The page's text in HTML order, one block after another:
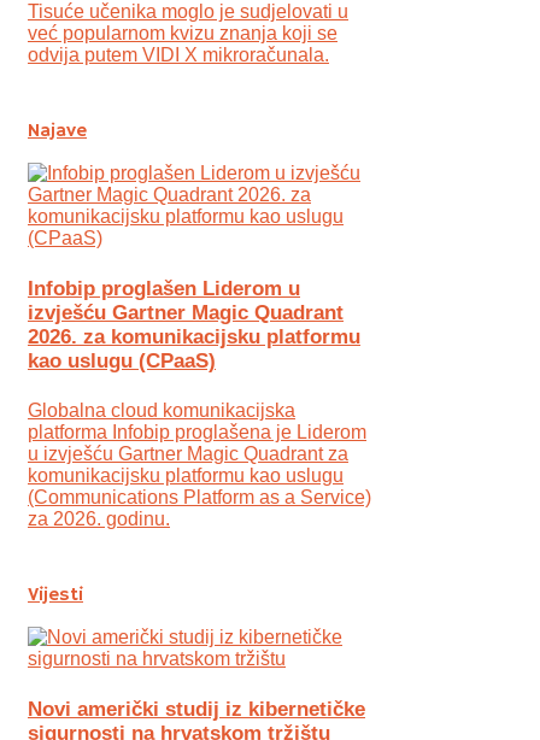
Tisuće učenika moglo je sudjelovati u
već popularnom kvizu znanja koji se
odvija putem VIDI X mikroračunala.
Najave
Infobip proglašen Liderom u
izvješću Gartner Magic Quadrant
2026. za komunikacijsku platformu
kao uslugu (CPaaS)
Globalna cloud komunikacijska
platforma Infobip proglašena je Liderom
u izvješću Gartner Magic Quadrant za
komunikacijsku platformu kao uslugu
(Communications Platform as a Service)
za 2026. godinu.
Vijesti
Novi američki studij iz kibernetičke
sigurnosti na hrvatskom tržištu